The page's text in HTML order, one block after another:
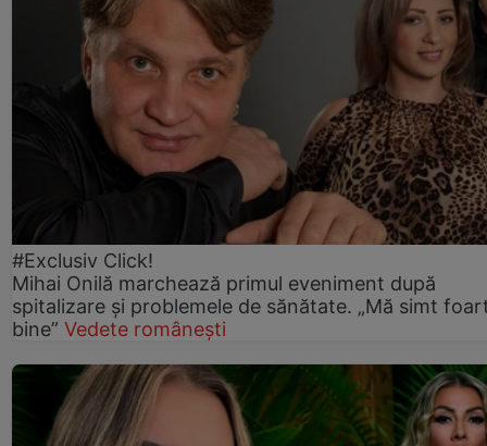
#Exclusiv Click!
Mihai Onilă marchează primul eveniment după
spitalizare și problemele de sănătate. „Mă simt
bine” Vedete românești